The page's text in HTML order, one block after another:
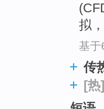
拟
基
传
[热]